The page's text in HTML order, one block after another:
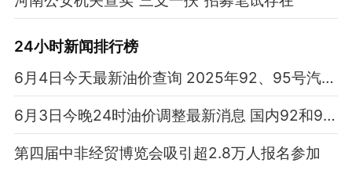
24小时新闻排行榜
6月4日今天最新油价查询 2025年92、95号汽油最新价格表
6月3日今晚24时油价调整最新消息 国内92和95号汽油最新价格
第四届中非经贸博览会吸引超2.8万人报名参加